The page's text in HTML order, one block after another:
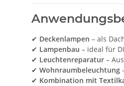
✔ Deckenlampen – als
✔ Lampenbau – ideal für
✔ Leuchtenreparatur –
✔ Wohnraumbeleuchtung
✔ Kombination mit